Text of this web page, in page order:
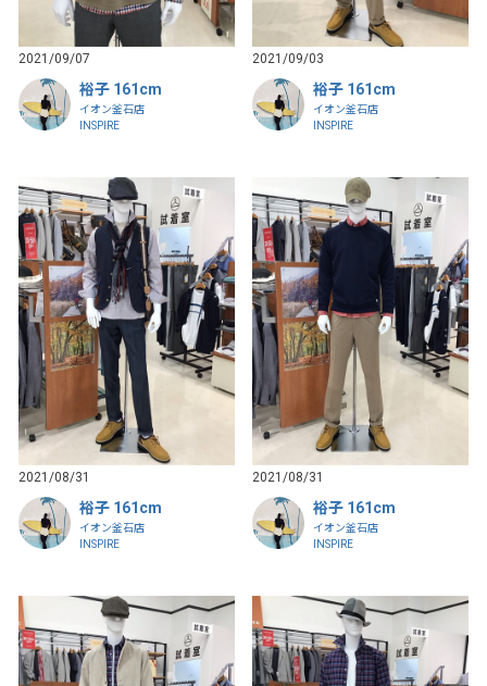
2021/09/07
裕子 161cm
イオン釜石店
INSPIRE
2021/09/03
裕子 161cm
イオン釜石店
INSPIRE
2021/08/31
裕子 161cm
イオン釜石店
INSPIRE
2021/08/31
裕子 161cm
イオン釜石店
INSPIRE